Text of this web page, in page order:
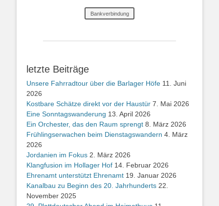
Bankverbindung
letzte Beiträge
Unsere Fahrradtour über die Barlager Höfe 11. Juni
2026
Kostbare Schätze direkt vor der Haustür 7. Mai 2026
Eine Sonntagswanderung 13. April 2026
Ein Orchester, das den Raum sprengt 8. März 2026
Frühlingserwachen beim Dienstagswandern 4. März
2026
Jordanien im Fokus 2. März 2026
Klangfusion im Hollager Hof 14. Februar 2026
Ehrenamt unterstützt Ehrenamt 19. Januar 2026
Kanalbau zu Beginn des 20. Jahrhunderts 22.
November 2025